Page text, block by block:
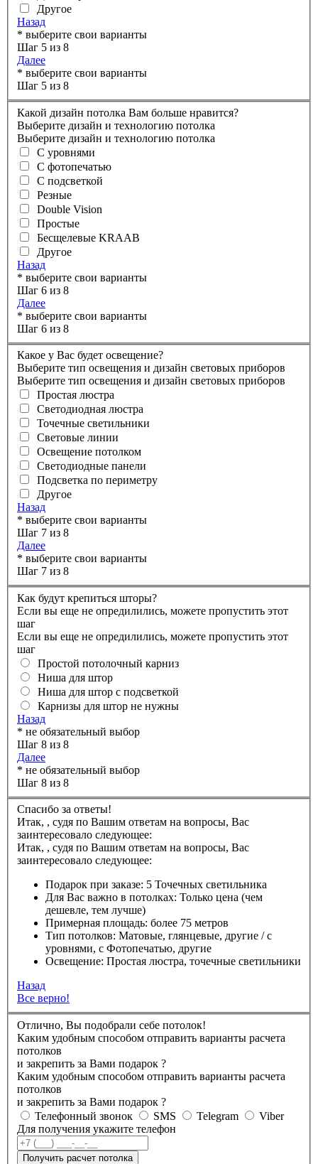
Другое
Назад
* выберите свои варианты
Шаг 5 из 8
Далее
* выберите свои варианты
Шаг 5 из 8
Какой дизайн потолка Вам больше нравится?
Выберите дизайн и технологию потолка
Выберите дизайн и технологию потолка
С уровнями
С фотопечатью
С подсветкой
Резные
Double Vision
Простые
Бесщелевые KRAAB
Другое
Назад
* выберите свои варианты
Шаг 6 из 8
Далее
* выберите свои варианты
Шаг 6 из 8
Какое у Вас будет освещение?
Выберите тип освещения и дизайн световых приборов
Выберите тип освещения и дизайн световых приборов
Простая люстра
Светодиодная люстра
Точечные светильники
Световые линии
Освещение потолком
Светодиодные панели
Подсветка по периметру
Другое
Назад
* выберите свои варианты
Шаг 7 из 8
Далее
* выберите свои варианты
Шаг 7 из 8
Как будут крепиться шторы?
Если вы еще не опредилились, можете пропустить этот
шаг
Если вы еще не опредилились, можете пропустить этот
шаг
Простой потолочный карниз
Ниша для штор
Ниша для штор с подсветкой
Карнизы для штор не нужны
Назад
* не обязательный выбор
Шаг 8 из 8
Далее
* не обязательный выбор
Шаг 8 из 8
Спасибо за ответы!
Итак, , судя по Вашим ответам на вопросы, Вас
заинтересовало следующее:
Итак, , судя по Вашим ответам на вопросы, Вас
заинтересовало следующее:
Подарок при заказе: 5 Точечных светильника
Для Вас важно в потолках: Только цена (чем
дешевле, тем лучше)
Примерная площадь: более 75 метров
Тип потолков: Матовые, глянцевые, другие / с
уровнями, с Фотопечатью, другие
Освещение: Простая люстра, точечные светильники
Назад
Все верно!
Отлично, Вы подобрали себе потолок!
Каким удобным способом отправить варианты расчета
потолков
и закрепить за Вами подарок ?
Каким удобным способом отправить варианты расчета
потолков
и закрепить за Вами подарок ?
Телефонный звонок
SMS Telegram
Viber
Для получения укажите телефон
Получить расчет потолка